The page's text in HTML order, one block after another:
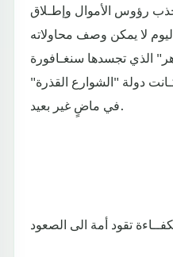
رؤوس الأموال وإطـلاق
لا يمكن وصف محاولاته
الذي تجسدها سنغـافورة
دولة "الشوارع القذرة"
في ماضٍ غير بعيد.
تقود أمة الى الصعود